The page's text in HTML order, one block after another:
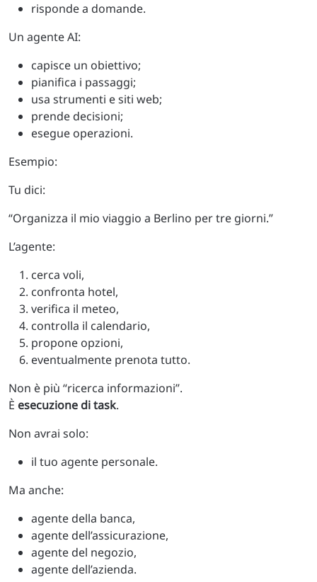
risponde a domande.
Un agente AI:
capisce un obiettivo;
pianifica i passaggi;
usa strumenti e siti web;
prende decisioni;
esegue operazioni.
Esempio:
Tu dici:
“Organizza il mio viaggio a Berlino per tre giorni.”
L’agente:
cerca voli,
confronta hotel,
verifica il meteo,
controlla il calendario,
propone opzioni,
eventualmente prenota tutto.
Non è più “ricerca informazioni”.
È esecuzione di task.
Non avrai solo:
il tuo agente personale.
Ma anche:
agente della banca,
agente dell’assicurazione,
agente del negozio,
agente dell’azienda.